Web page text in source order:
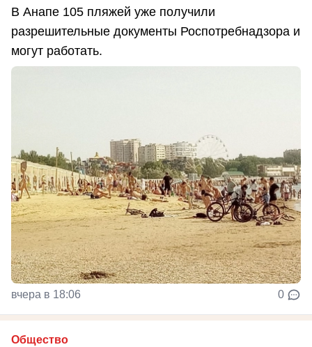
В Анапе 105 пляжей уже получили
разрешительные документы Роспотребнадзора и
могут работать.
вчера в 18:06 0
Общество